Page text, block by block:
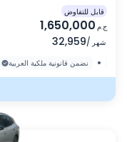
قابل للتفاوض
1,650,000 ج.م
32,959/ شهر
نضمن قانونية ملكية العربية •